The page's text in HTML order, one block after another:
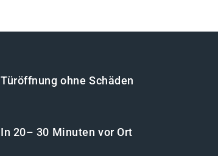
Türöffnung ohne Schäden
In 20– 30 Minuten vor Ort